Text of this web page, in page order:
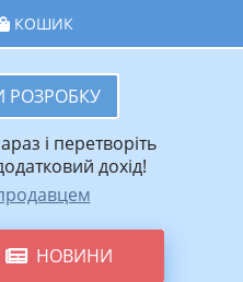
КОШИК
РОЗРОБКУ
і перетворіть
дохід!
НОВИНИ